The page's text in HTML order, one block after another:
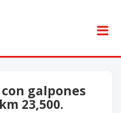
galpones
23,500.